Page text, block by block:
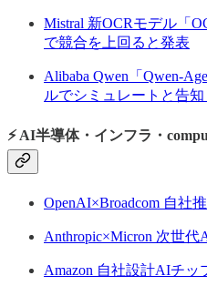
Mistral 新OCRモデル「
で競合を上回ると発表
Alibaba Qwen「Qwen-
ルでシミュレートと告知
⚡ AI半導体・インフラ・
OpenAI×Broadcom 自社
Anthropic×Micron 次世
Amazon 自社設計AIチ